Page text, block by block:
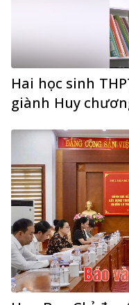
Hai học sinh
giành Huy